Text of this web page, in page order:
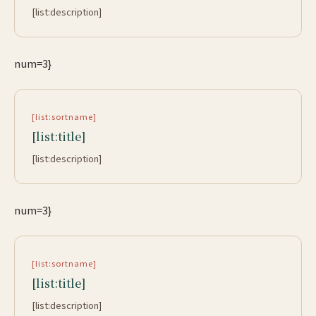
[list:description]
num=3}
[list:sortname]
[list:title]
[list:description]
num=3}
[list:sortname]
[list:title]
[list:description]